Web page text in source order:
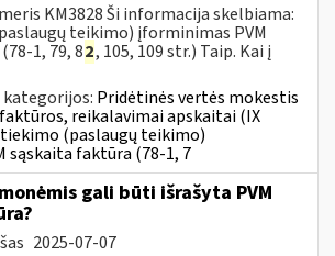
KM3828 Ši informacija skelbiama:
teikimo) įforminimas PVM
1, 79, 82, 105, 109 str.) Taip. Kai į
kategorijos: Pridėtinės vertės mokestis
faktūros, reikalavimai apskaitai (IX
tiekimo (paslaugų teikimo)
sąskaita faktūra (78-1, 7
gali būti išrašyta PVM
2025-07-07